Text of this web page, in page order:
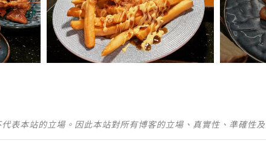
表本站的立場。因此本站對所有博客的立場、真實性、準確性